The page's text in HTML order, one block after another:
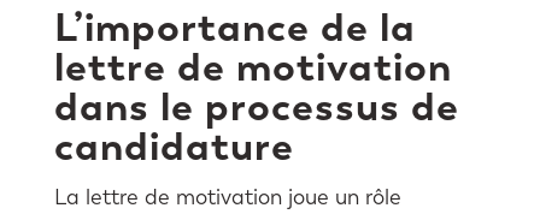
L’importance de la
lettre de motivation
dans le processus de
candidature
La lettre de motivation joue un rôle